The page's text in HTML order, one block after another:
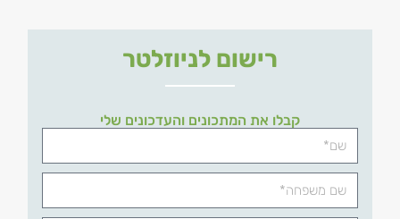
רישום לניוזלטר
קבלו את המתכונים והעדכונים שלי